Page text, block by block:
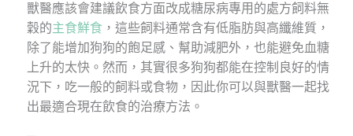
獸醫應該會建議飲食方面改成糖尿病專用的處方飼料無
穀的主食鮮食，這些飼料通常含有低脂肪與高纖維質，
除了能增加狗狗的飽足感、幫助減肥外，也能避免血糖
上升的太快。然而，其實很多狗狗都能在控制良好的情
況下，吃一般的飼料或食物，因此你可以與獸醫一起找
出最適合現在飲食的治療方法。